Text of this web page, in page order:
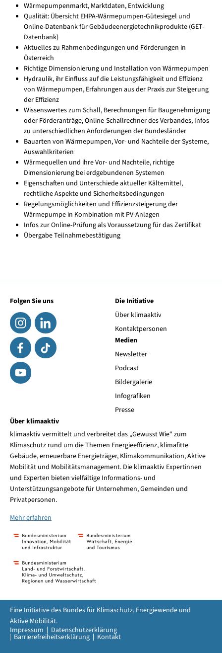
Wärmepumpenmarkt, Marktdaten, Entwicklung
Qualität: Übersicht EHPA-Wärmepumpen-Gütesiegel und
Online-Datenbank für Gebäudeenergietechnikprodukte (GET-
Datenbank)
Aktuelles zu Rahmenbedingungen und Förderungen in
Österreich
Richtige Dimensionierung und Installation von Wärmepumpen
Hydraulik, ihr Einfluss auf die Leistungsfähigkeit und Effizienz
von Wärmepumpen, Erfahrungen aus der Praxis zur Steigerung
der Effizienz
Wissenswertes zum Schall, Berechnungen für Baugenehmigung
oder Förderanträge, Online-Schallrechner des Verbandes, Infos
zu unterschiedlichen Anforderungen der Bundesländer
Bauarten von Wärmepumpen, Vor- und Nachteile der Systeme,
Auswahlkriterien
Wärmequellen und ihre Vor- und Nachteile, richtige
Dimensionierung bei erdgebundenen Systemen
Eigenschaften und Unterschiede aktueller Kältemittel,
rechtliche Aspekte und Sicherheitsbedingungen
Regelungsmöglichkeiten und Effizienzsteigerung der
Wärmepumpe in Kombination mit PV-Anlagen
Infos zur Online-Prüfung als Voraussetzung für das Zertifikat
Übergabe Teilnahmebestätigung
Folgen Sie uns
Die Initiative
Über klimaaktiv
Kontaktpersonen
Medien
Newsletter
Podcast
Bildergalerie
Infografiken
Presse
Über klimaaktiv
klimaaktiv vermittelt und verbreitet das „Gewusst Wie“ zum
Klimaschutz rund um die Themen Energieeffizienz, klimafitte
Gebäude, erneuerbare Energieträger, Klimakommunikation, Aktive
Mobilität und Mobilitätsmanagement. Die klimaaktiv Expertinnen
und Experten bieten vielfältige Informations- und
Unterstützungsangebote für Unternehmen, Gemeinden und
Privatpersonen.
Mehr erfahren
Impressum Datenschutzerklärung
Barrierefreiheitserklärung Kontakt
Eine Initiative des Bundes für Klimaschutz, Energiewende und
Aktive Mobilität.